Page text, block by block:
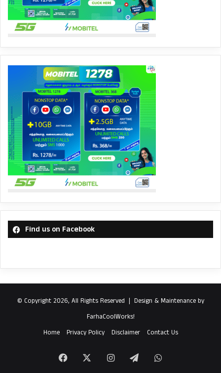
Find us on Facebook
© Copyright 2026, All Rights Reserved | Design & Maintenance by
FarhaCoolWorks!
Home
Privacy Policy Disclaimer Contact Us
Facebook InstagramTelegramWhatsApp